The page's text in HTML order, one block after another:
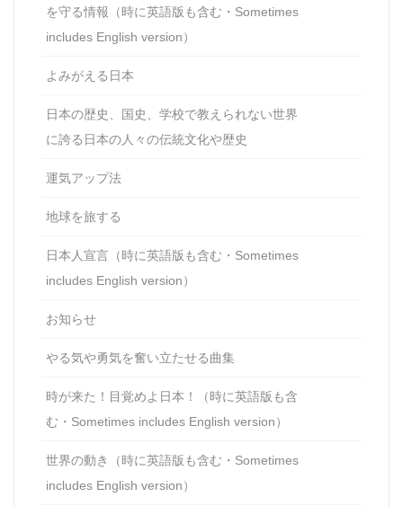
を守る情報（時に英語版も含む・Sometimes
includes English version）
よみがえる日本
日本の歴史、国史、学校で教えられない世界
に誇る日本の人々の伝統文化や歴史
運気アップ法
地球を旅する
日本人宣言（時に英語版も含む・Sometimes
includes English version）
お知らせ
やる気や勇気を奮い立たせる曲集
時が来た！目覚めよ日本！（時に英語版も含
む・Sometimes includes English version）
世界の動き（時に英語版も含む・Sometimes
includes English version）